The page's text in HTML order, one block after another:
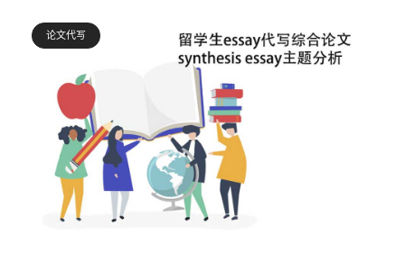
论文代写